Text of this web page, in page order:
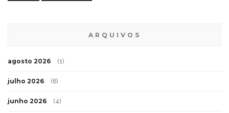
ARQUIVOS
agosto 2026 (1)
julho 2026 (6)
junho 2026 (4)